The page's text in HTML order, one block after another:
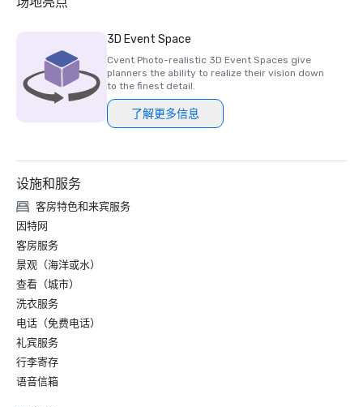
2024 年北极星斯特拉奖——入围者，“最佳酒店/度假村活动
空间”
3D Event Space
Cvent Photo-realistic 3D Event Spaces give
planners the ability to realize their vision down
to the finest detail.
了解更多信息
设施和服务
客房特色和来宾服务
因特网
客房服务
景观（海洋或水）
查看（城市）
洗衣服务
电话（免费电话）
礼宾服务
行李寄存
语音信箱